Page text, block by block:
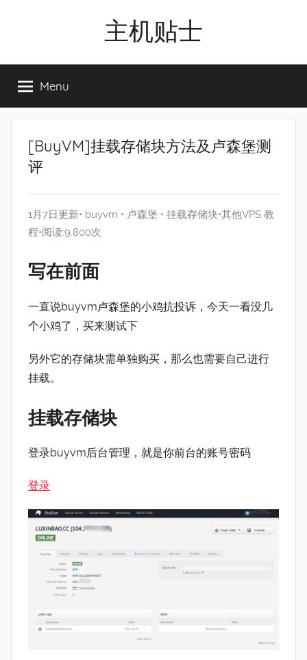
主机贴士
工|BandwagonHost
VPS|Vps|
主
Menu
[BuyVM]挂载存储块方法及卢森堡测
评
1月7日更新• buyvm • 卢森堡 • 挂载存储块•其他VPS 教
程•阅读:9,800次
写在前面
一直说buyvm卢森堡的小鸡抗投诉，今天一看没几
个小鸡了，买来测试下
另外它的存储块需单独购买，那么也需要自己进行
挂载。
挂载存储块
登录buyvm后台管理，就是你前台的账号密码
登录